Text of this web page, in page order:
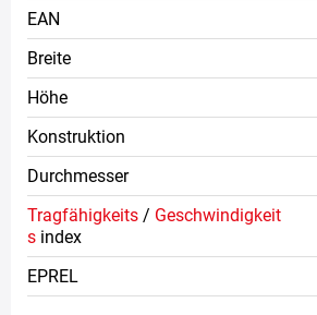
EAN
Breite
Höhe
Konstruktion
Durchmesser
Tragfähigkeits / Geschwindigkeit
s index
EPREL